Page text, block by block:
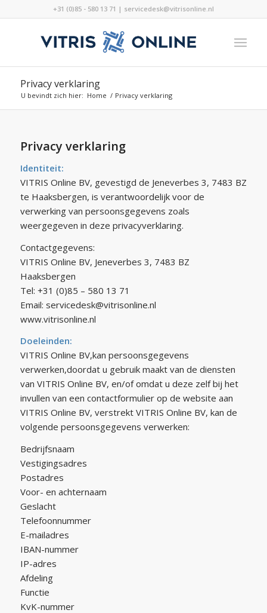
+31 (0)85 - 580 13 71 | servicedesk@vitrisonline.nl
Privacy verklaring
U bevindt zich hier: Home / Privacy verklaring
Privacy verklaring
Identiteit:
VITRIS Online BV, gevestigd de Jeneverbes 3, 7483 BZ
te Haaksbergen, is verantwoordelijk voor de
verwerking van persoonsgegevens zoals
weergegeven in deze privacyverklaring.
Contactgegevens:
VITRIS Online BV, Jeneverbes 3, 7483 BZ
Haaksbergen
Tel: +31 (0)85 – 580 13 71
Email: servicedesk@vitrisonline.nl
www.vitrisonline.nl
Doeleinden:
VITRIS Online BV,kan persoonsgegevens
verwerken,doordat u gebruik maakt van de diensten
van VITRIS Online BV, en/of omdat u deze zelf bij het
invullen van een contactformulier op de website aan
VITRIS Online BV, verstrekt VITRIS Online BV, kan de
volgende persoonsgegevens verwerken:
Bedrijfsnaam
Vestigingsadres
Postadres
Voor- en achternaam
Geslacht
Telefoonnummer
E-mailadres
IBAN-nummer
IP-adres
Afdeling
Functie
KvK-nummer